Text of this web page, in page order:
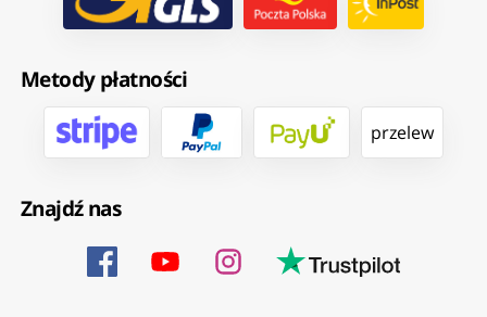
Metody płatności
przelew
Znajdź nas